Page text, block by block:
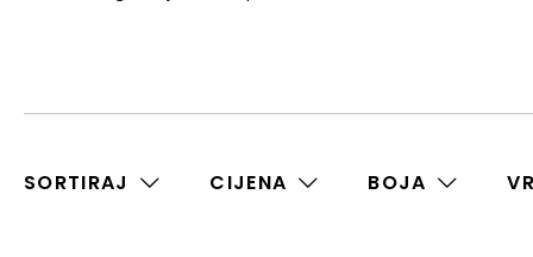
SORTIRAJ CIJENA BOJA